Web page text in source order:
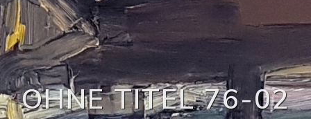
OHNE TITEL 76-02